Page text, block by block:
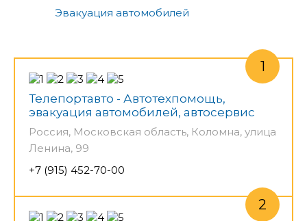
Эвакуация автомобилей
Телепортавто - Автотехпомощь,
эвакуация автомобилей, автосервис
Россия, Московская область, Коломна, улица
Ленина, 99
+7 (915) 452-70-00